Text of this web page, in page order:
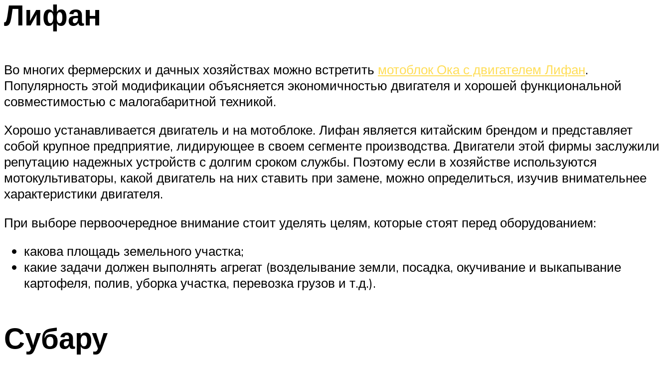
Лифан
Во многих фермерских и дачных хозяйствах можно встретить мотоблок Ока с двигателем Лифан.
Популярность этой модификации объясняется экономичностью двигателя и хорошей функциональной
совместимостью с малогабаритной техникой.
Хорошо устанавливается двигатель и на мотоблоке. Лифан является китайским брендом и представляет
собой крупное предприятие, лидирующее в своем сегменте производства. Двигатели этой фирмы заслужили
репутацию надежных устройств с долгим сроком службы. Поэтому если в хозяйстве используются
мотокультиваторы, какой двигатель на них ставить при замене, можно определиться, изучив внимательнее
характеристики двигателя.
При выборе первоочередное внимание стоит уделять целям, которые стоят перед оборудованием:
какова площадь земельного участка;
какие задачи должен выполнять агрегат (возделывание земли, посадка, окучивание и выкапывание
картофеля, полив, уборка участка, перевозка грузов и т.д.).
Субару